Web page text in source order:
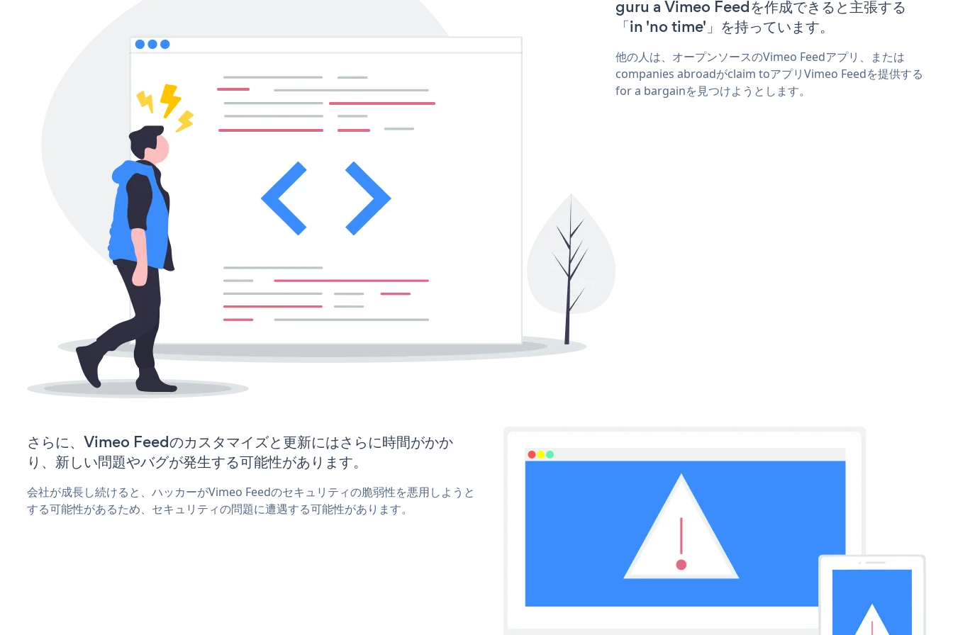
guru a Vimeo Feedを作成できると主張する
「in 'no time'」を持っています。
他の人は、オープンソースのVimeo Feedアプリ、または
companies abroadがclaim toアプリVimeo Feedを提供する
for a bargainを見つけようとします。
さらに、Vimeo Feedのカスタマイズと更新にはさらに時間がかか
り、新しい問題やバグが発生する可能性があります。
会社が成長し続けると、ハッカーがVimeo Feedのセキュリティの脆弱性を悪用しようと
する可能性があるため、セキュリティの問題に遭遇する可能性があります。